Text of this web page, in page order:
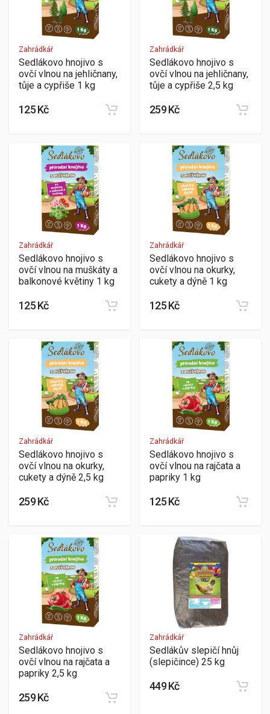
Zahrádkář
Sedlákovo hnojivo s
ovčí vlnou na jehličnany,
tůje a cypřiše 1 kg
125 Kč
Zahrádkář
Sedlákovo hnojivo s
ovčí vlnou na jehličnany,
tůje a cypřiše 2,5 kg
259 Kč
Zahrádkář
Sedlákovo hnojivo s
ovčí vlnou na muškáty a
balkonové květiny 1 kg
125 Kč
Zahrádkář
Sedlákovo hnojivo s
ovčí vlnou na okurky,
cukety a dýně 1 kg
125 Kč
Zahrádkář
Sedlákovo hnojivo s
ovčí vlnou na okurky,
cukety a dýně 2,5 kg
259 Kč
Zahrádkář
Sedlákovo hnojivo s
ovčí vlnou na rajčata a
papriky 1 kg
125 Kč
Zahrádkář
Sedlákovo hnojivo s
ovčí vlnou na rajčata a
papriky 2,5 kg
259 Kč
Zahrádkář
Sedlákův slepičí hnůj
(slepičince) 25 kg
449 Kč